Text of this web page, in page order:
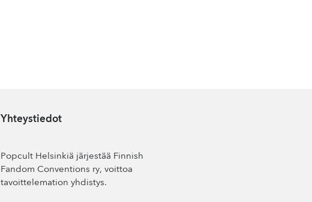
Yhteystiedot
Popcult Helsinkiä järjestää Finnish
Fandom Conventions ry, voittoa
tavoittelemation yhdistys.